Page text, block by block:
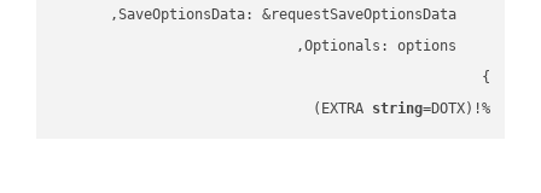
%!(EXTRA
string=DOTX)